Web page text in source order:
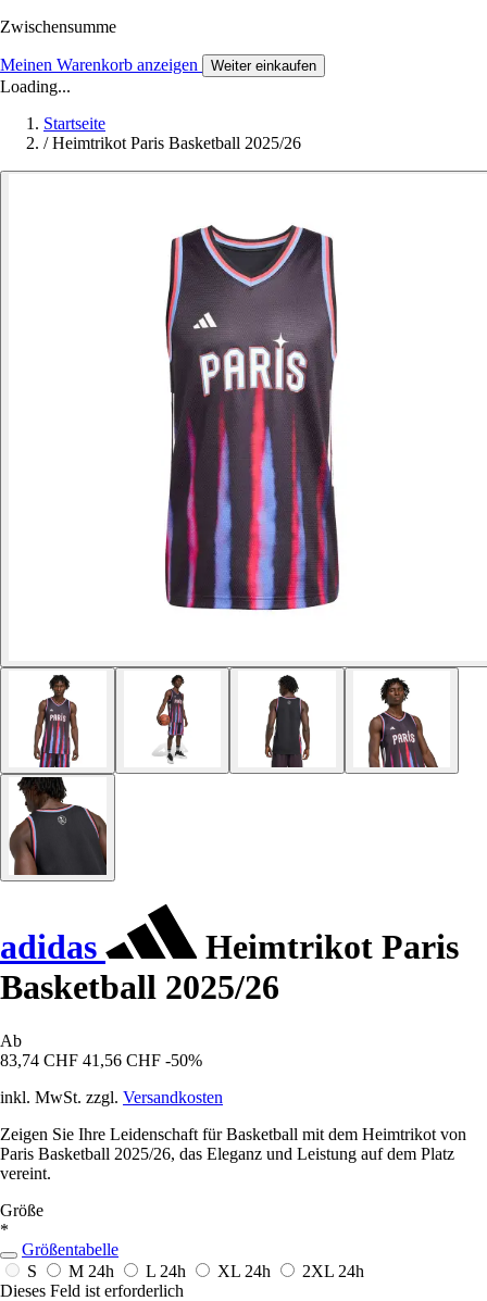
Zwischensumme
Meinen Warenkorb anzeigen Weiter einkaufen
Loading...
Startseite
/ Heimtrikot Paris Basketball 2025/26
adidas
Heimtrikot Paris
Basketball 2025/26
Ab
83,74 CHF 41,56 CHF -50%
inkl. MwSt. zzgl. Versandkosten
Zeigen Sie Ihre Leidenschaft für Basketball mit dem Heimtrikot von
Paris Basketball 2025/26, das Eleganz und Leistung auf dem Platz
vereint.
Größe
*
Größentabelle
S
M 24h L 24h XL 24h 2XL 24h
Dieses Feld ist erforderlich